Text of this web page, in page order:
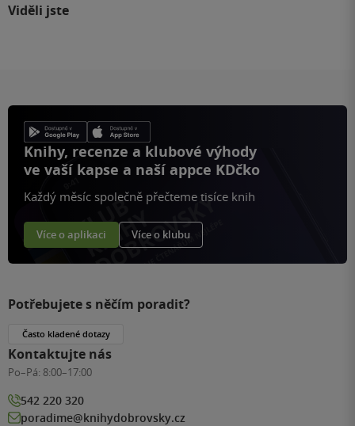
Viděli jste
Knihy, recenze a klubové výhody
ve vaší kapse a naší appce KDčko
Každý měsíc společně přečteme tisíce knih
Více o aplikaci Více o klubu
Potřebujete s něčím poradit?
Často kladené dotazy
Kontaktujte nás
Po–Pá: 8:00–17:00
542 220 320
poradime@knihydobrovsky.cz